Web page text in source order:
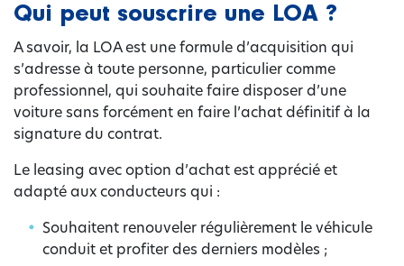
Qui peut souscrire une LOA ?
A savoir, la LOA est une formule d’acquisition qui
s’adresse à toute personne, particulier comme
professionnel, qui souhaite faire disposer d’une
voiture sans forcément en faire l’achat définitif à la
signature du contrat.
Le leasing avec option d’achat est apprécié et
adapté aux conducteurs qui :
Souhaitent renouveler régulièrement le véhicule
conduit et profiter des derniers modèles ;